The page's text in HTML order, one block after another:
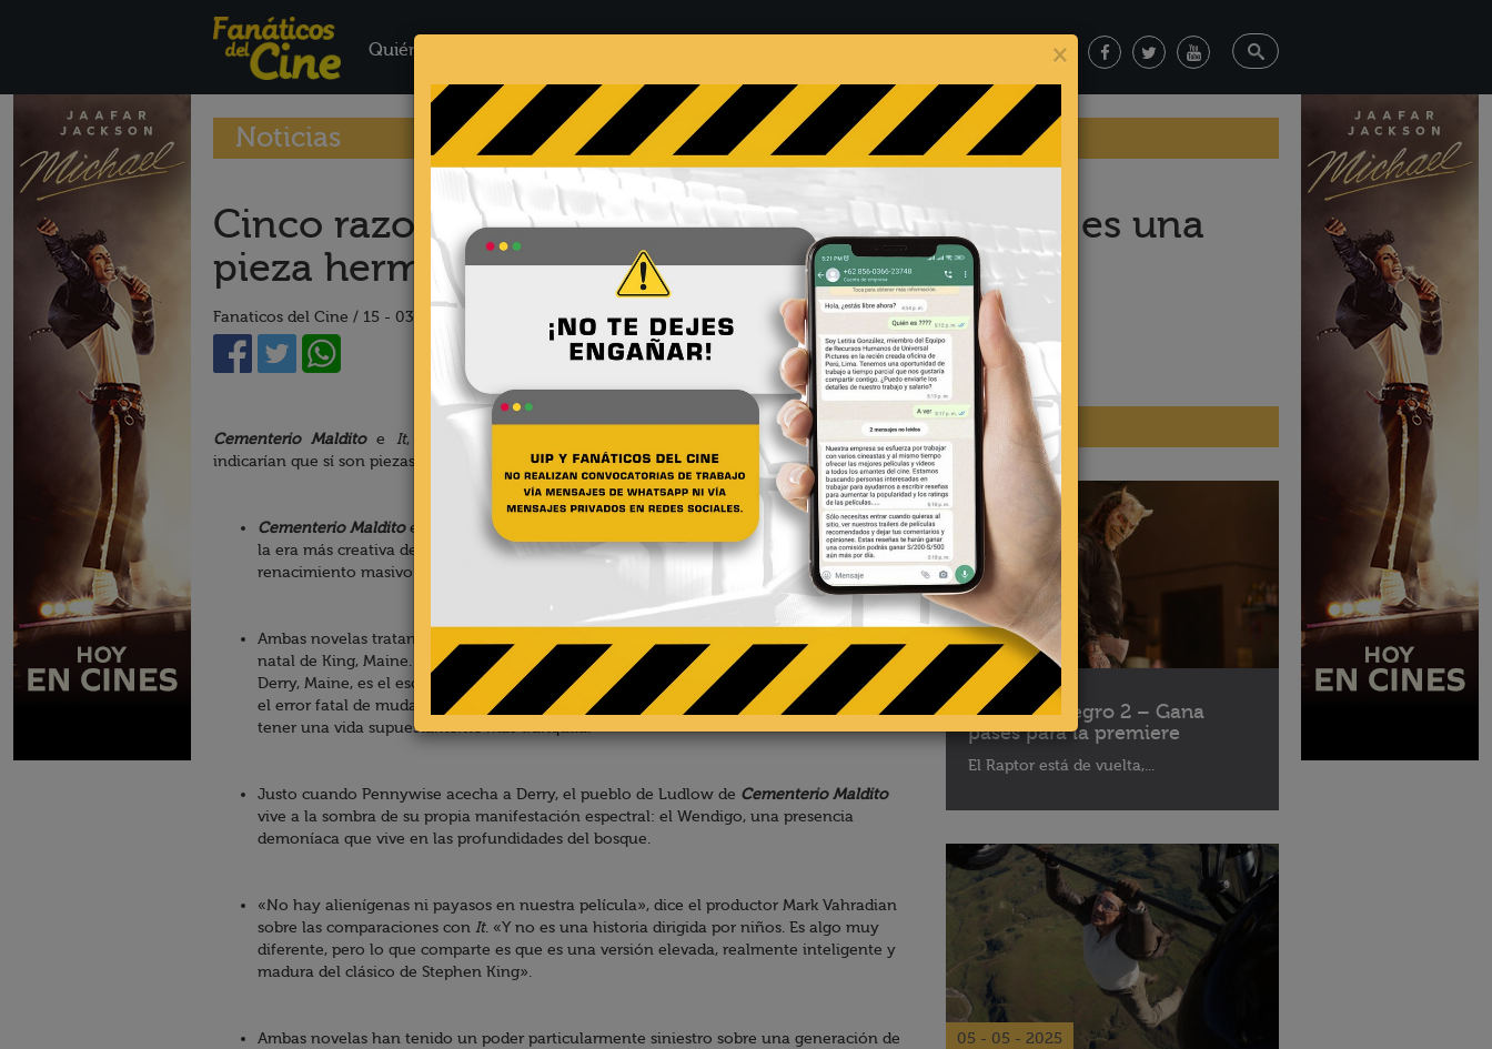
Quiénes Somos
Noticias
Cinco razones por la que Cementerio Maldito es una
pieza hermana de It
Fanaticos del Cine / 15 - 03 - 19
Cementerio Malditoe It, dos libros de Stephen King comparten varias cosas que todo
indicarían que sí son piezas hermanas. Mira aquí las razones.
Cementerio Malditoe It son dos de las novelas más queridas de Stephen King, nacidas de
la era más creativa del autor, en una época que actualmente está experimentando un
renacimiento masivo en el cine: la década de 1980.
Ambas novelas tratan sobre la pérdida de la inocencia infantil y se ubican en el estado
natal de King, Maine. En la vida real, King vive en Bangor, Maine. La ciudad ficticia de
Derry, Maine, es el escenario para It. Y en
Cementerio Maldito , la familia Creed cometió
el error fatal de mudarse a la ciudad ficticia de Ludlow, ubicada también en Maine, para
tener una vida supuestamente más tranquila.
Justo cuando Pennywise acecha a Derry, el pueblo de Ludlow de Cementerio Maldito
vive a la sombra de su propia manifestación espectral: el Wendigo, una presencia
demoníaca que vive en las profundidades del bosque.
«No hay alienígenas ni payasos en nuestra película», dice el productor Mark Vahradian
sobre las comparaciones con It. «Y no es una historia dirigida por niños. Es algo muy
diferente, pero lo que comparte es que es una versión elevada, realmente inteligente y
madura del clásico de Stephen King».
Ambas novelas han tenido un poder particularmente siniestro sobre una generación de
Noticias
02 - 10 - 2025
Teléfono Negro 2 – Gana
pases para la premiere
El Raptor está de vuelta,...
05 - 05 - 2025
×